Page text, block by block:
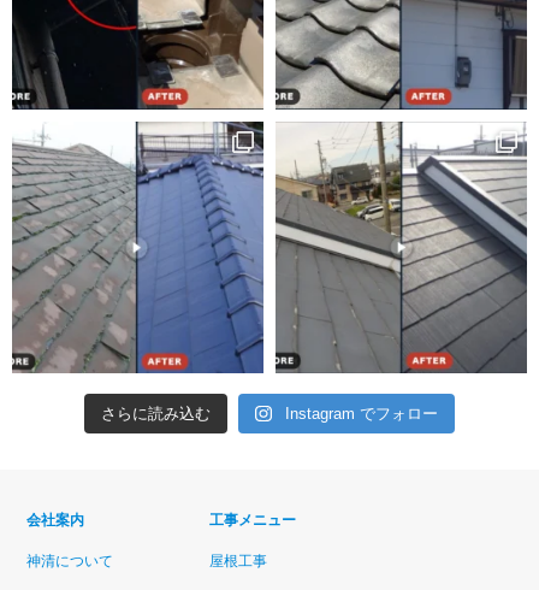
さらに読み込む Instagram でフォロー
会社案内
神清について
工事メニュー
屋根工事